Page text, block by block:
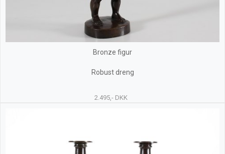
Bronze figur
Robust dreng
2.495,- DKK